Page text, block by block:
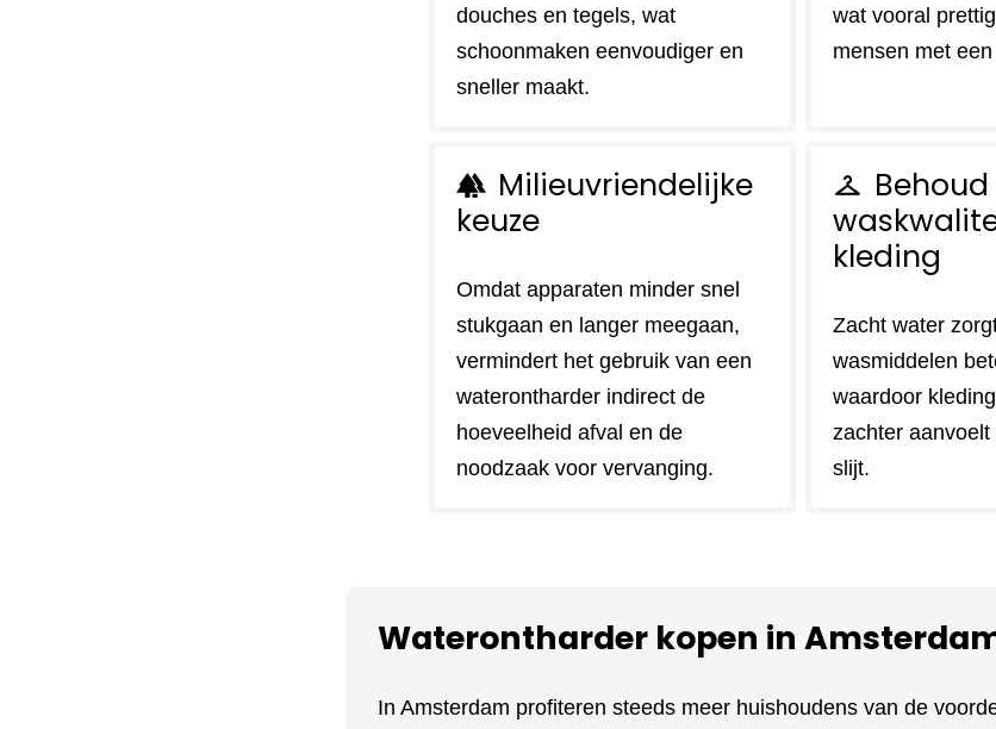
douches en tegels, wat
schoonmaken eenvoudiger en
sneller maakt.
wat vooral
mensen met
forest Milieuvriendelijke
keuze
Omdat apparaten minder snel
stukgaan en langer meegaan,
vermindert het gebruik van een
waterontharder indirect de
hoeveelheid afval en de
noodzaak voor vervanging.
checkroom
kleding
Zacht water
wasmiddelen
waardoor
zachter aanvoelt
slijt.
Waterontharder kopen in
In Amsterdam profiteren steeds meer huishoudens van de